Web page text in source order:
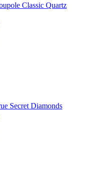
Classic Quartz
Secret Diamonds